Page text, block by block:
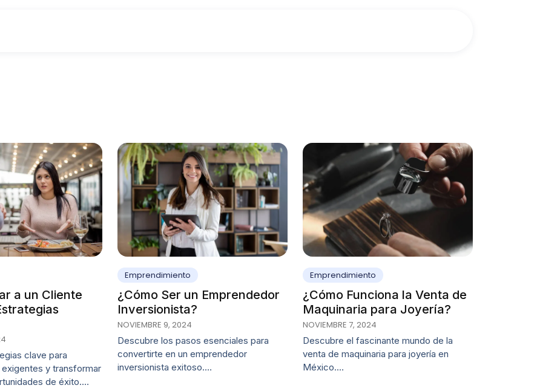
a un Cliente
clave para
y transformar
de éxito.…
Emprendimiento
¿Cómo Ser un Emprendedor
Inversionista?
NOVIEMBRE 9, 2024
Descubre los pasos esenciales para
convertirte en un emprendedor
inversionista exitoso.…
Emprendimiento
¿Cómo Funciona la Venta de
Maquinaria para Joyería?
NOVIEMBRE 7, 2024
Descubre el fascinante mundo de la
venta de maquinaria para joyería en
México.…